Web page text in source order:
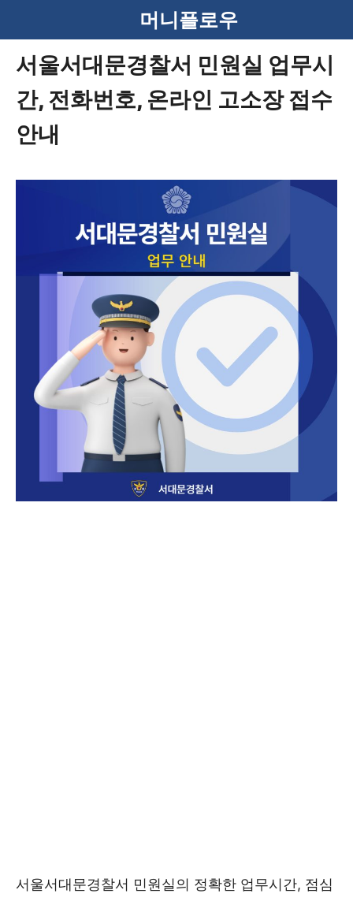
텐
머니플로우
서울서대문경찰서 민원실 업무시
간, 전화번호, 온라인 고소장 접수
안내
서울서대문경찰서 민원실의 정확한 업무시간, 점심